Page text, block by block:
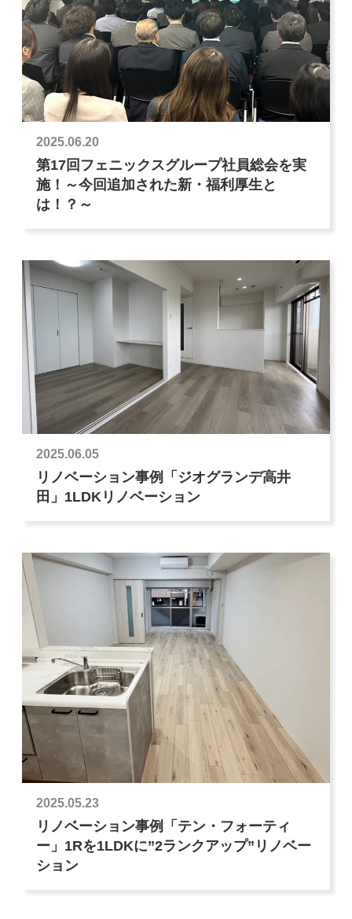
2025.06.20
第17回フェニックスグループ社員総会を実
施！～今回追加された新・福利厚生と
は！？～
2025.06.05
リノベーション事例「ジオグランデ高井
田」1LDKリノベーション
2025.05.23
リノベーション事例「テン・フォーティ
ー」1Rを1LDKに”2ランクアップ”リノベー
ション